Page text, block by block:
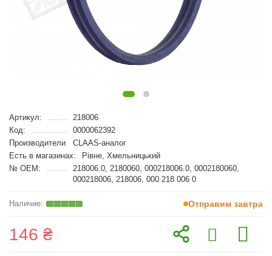
Артикул:
218006
Код:
0000062392
Производители
CLAAS-аналог
Есть в магазинах:
Рівне, Хмельницький
№ OEM:
218006.0, 2180060, 000218006.0, 0002180060,
000218006, 218006, 000 218 006 0
Отправим завтра
146 ₴